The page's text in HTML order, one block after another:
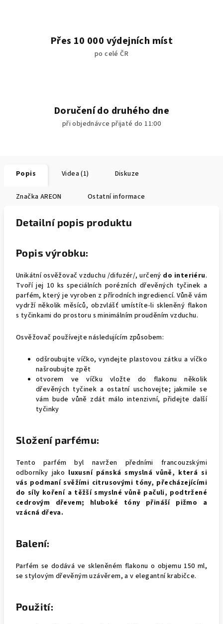
Přes 10 000 výdejních míst
po celé ČR
Doručení do druhého dne
při objednávce přijaté do 11:00
Popis Videa (1) Diskuze
Značka AREON Ostatní informace
Detailní popis produktu
Popis výrobku:
Unikátní osvěžovač vzduchu /difuzér/, určený do interiéru.
Tvoří jej 10 ks speciálních porézních dřevěných tyčinek a
parfém, který je vyroben z přírodních ingrediencí. Vůně vám
vydrží několik měsíců, obzvlášť umístíte-li skleněný flakon
s tyčinkami do prostoru s minimálním prouděním vzduchu.
Osvěžovač používejte následujícím způsobem:
odšroubujte víčko, vyndejte plastovou zátku a víčko
našroubujte zpět
otvorem ve víčku vložte do flakonu několik
dřevěných tyčinek a ostatní uschovejte; jakmile se
vám bude vůně zdát málo intenzivní, přidejte další
tyčinky
Složení parfému:
Tento parfém byl navržen předními francouzskými
odborníky jako luxusní pánská smyslná vůně, která si
vás podmaní svěžími citrusovými tóny, přecházejícími
do síly koření a těžší smyslné vůně pačuli, podtržené
cedrovým dřevem; hluboké tóny přináší pižmo a
vzácná dřeva.
Balení:
Parfém se dodává ve skleněném flakonu o objemu 150 ml,
se stylovým dřevěným uzávěrem, a v elegantní krabičce.
Použití: